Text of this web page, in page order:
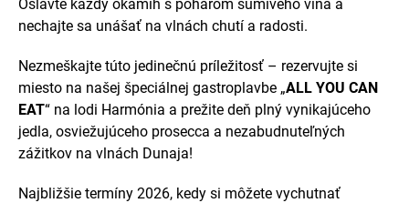
Oslávte každý okamih s pohárom šumivého vína a
nechajte sa unášať na vlnách chutí a radosti.
Nezmeškajte túto jedinečnú príležitosť – rezervujte si
miesto na našej špeciálnej gastroplavbe „ALL YOU CAN
EAT“ na lodi Harmónia a prežite deň plný vynikajúceho
jedla, osviežujúceho prosecca a nezabudnuteľných
zážitkov na vlnách Dunaja!
Najbližšie termíny 2026, kedy si môžete vychutnať